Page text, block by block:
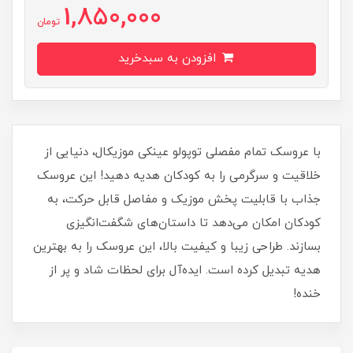
1,850,000 تومان
با عروسک تمام مفصلی توپولو عینکی موزیکال، دنیایی از
خلاقیت و سرگرمی را به کودکان هدیه دهید! این عروسک
جذاب با قابلیت پخش موزیک و مفاصل قابل حرکت، به
کودکان امکان می‌دهد تا داستان‌های شگفت‌انگیزی
بسازند. طراحی زیبا و کیفیت بالا، این عروسک را به بهترین
هدیه تبدیل کرده است. ایده‌آل برای لحظات شاد و پر از
خنده!